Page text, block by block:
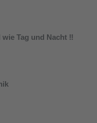
Tag und Nacht ‼️